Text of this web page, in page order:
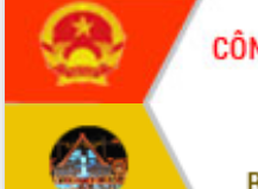
Chuyển đổi số 'mở đường' cho nông
nghiệp Đắk Lắk tăng trưởng bứt phá
Triển khai đồng bộ đo đạc, lập hồ sơ
địa chính, hoàn thiện cơ sở dữ liệu đất
đai
Ứng dụng sinh trắc học - Bước tiến
trong hành trình chuyển đổi số tại Đắk